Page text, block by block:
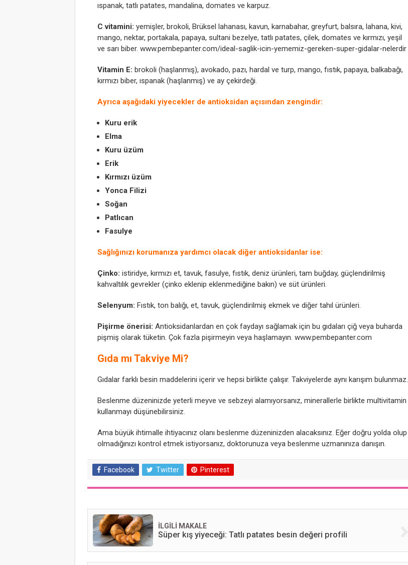
ıspanak, tatlı patates, mandalina, domates ve karpuz.
C vitamini: yemişler, brokoli, Brüksel lahanası, kavun, karnabahar, greyfurt, balsıra, lahana, kivi,
mango, nektar, portakala, papaya, sultani bezelye, tatlı patates, çilek, domates ve kırmızı, yeşil
ve sarı biber. www.pembepanter.com/ideal-saglik-icin-yememiz-gereken-super-gidalar-nelerdir
Vitamin E: brokoli (haşlanmış), avokado, pazı, hardal ve turp, mango, fıstık, papaya, balkabağı,
kırmızı biber, ıspanak (haşlanmış) ve ay çekirdeği.
Ayrıca aşağıdaki yiyecekler de antioksidan açısından zengindir:
Kuru erik
Elma
Kuru üzüm
Erik
Kırmızı üzüm
Yonca Filizi
Soğan
Patlıcan
Fasulye
Sağlığınızı korumanıza yardımcı olacak diğer antioksidanlar ise:
Çinko: istiridye, kırmızı et, tavuk, fasulye, fıstık, deniz ürünleri, tam buğday, güçlendirilmiş
kahvaltılık gevrekler (çinko eklenip eklenmediğine bakın) ve süt ürünleri.
Selenyum: Fıstık, ton balığı, et, tavuk, güçlendirilmiş ekmek ve diğer tahıl ürünleri.
Pişirme önerisi: Antioksidanlardan en çok faydayı sağlamak için bu gıdaları çiğ veya buharda
pişmiş olarak tüketin. Çok fazla pişirmeyin veya haşlamayın. www.pembepanter.com
Gıda mı Takviye Mi?
Gıdalar farklı besin maddelerini içerir ve hepsi birlikte çalışır. Takviyelerde aynı karışım bulunmaz.
Beslenme düzeninizde yeterli meyve ve sebzeyi alamıyorsanız, minerallerle birlikte multivitamin
kullanmayı düşünebilirsiniz.
Ama büyük ihtimalle ihtiyacınız olanı beslenme düzeninizden alacaksınız. Eğer doğru yolda olup
olmadığınızı kontrol etmek istiyorsanız, doktorunuza veya beslenme uzmanınıza danışın.
Facebook Twitter Pinterest
İLGİLİ MAKALE
Süper kış yiyeceği: Tatlı patates besin değeri profili